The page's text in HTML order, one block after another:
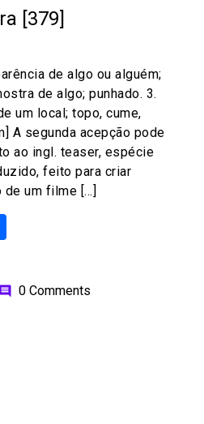
[379]
de algo ou alguém;
de algo; punhado. 3.
um local; topo, cume,
A segunda acepção pode
ao ingl. teaser, espécie
feito para criar
um filme […]
0 Comments